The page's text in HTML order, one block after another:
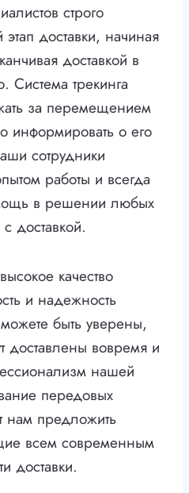
строго
доставки, начиная
доставкой в
Система трекинга
за перемещением
информировать о его
сотрудники
работы и всегда
в решении любых
доставкой.
качество
и надежность
быть уверены,
доставлены вовремя и
нашей
передовых
нам предложить
всем современным
доставки.